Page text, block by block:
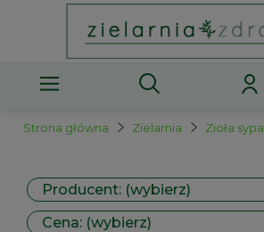
Strona główna Zielarnia Zioła
Producent: (wybierz)
Cena: (wybierz)